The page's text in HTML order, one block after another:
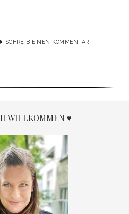
SCHREIB EINEN KOMMENTAR
WILLKOMMEN ♥